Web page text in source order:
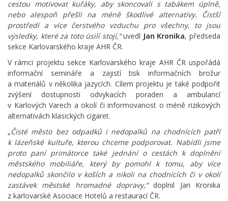
cestou motivovat kuřáky, aby skoncovali s tabákem úplně,
nebo alespoň přešli na méně škodlivé alternativy. Čistší
prostředí a více čerstvého vzduchu pro všechny, to jsou
výsledky, které za toto úsilí stojí,“uvedl Jan Kronika, předseda
sekce Karlovarského kraje AHR ČR.
V rámci projektu sekce Karlovarského kraje AHR ČR uspořádá
informační semináře a zajistí tisk informačních brožur
a materiálů v několika jazycích. Cílem projektu je také podpořit
zvýšení dostupnosti odvykacích poraden a ambulancí
v Karlových Varech a okolí či informovanost o méně rizikových
alternativách klasických cigaret.
„Čisté město bez odpadků i nedopalků na chodnících patří
k lázeňské kultuře, kterou chceme podporovat. Nabídli jsme
proto paní primátorce také jednání o cestách k doplnění
městského mobiliáře, který by pomohl k tomu, aby více
nedopalků skončilo v koších a nikoli na chodnících či v okolí
zastávek městské hromadné dopravy,“doplnil Jan Kronika
z karlovarské Asociace Hotelů a restaurací ČR.